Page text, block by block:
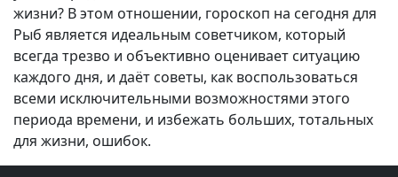
жизни? В этом отношении, гороскоп на сегодня для
Рыб является идеальным советчиком, который
всегда трезво и объективно оценивает ситуацию
каждого дня, и даёт советы, как воспользоваться
всеми исключительными возможностями этого
периода времени, и избежать больших, тотальных
для жизни, ошибок.